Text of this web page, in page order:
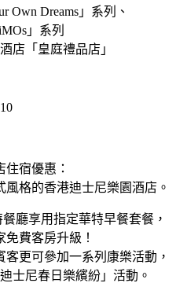
Own Dreams」系列、
」系列
店「皇庭禮品店」
住宿優惠：
風格的香港迪士尼樂園酒店。
廳享用指定華特早餐套餐，
免費客房升級！
更可參加一系列康樂活動，
士尼春日樂繽紛」活動。